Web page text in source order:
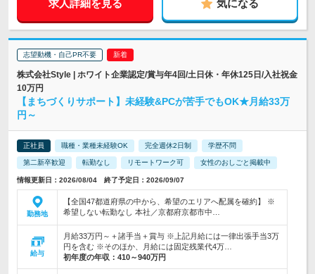
求人詳細を見る 気になる
志望動機・自己PR不要
株式会社Style | ホワイト企業認定/賞与年4回/土日休・年休125日/入社祝金
10万円
【まちづくりサポート】未経験&PCが苦手でもOK★月給33万
円～
正社員 職種・業種未経験OK 完全週休2日制 学歴不問
第二新卒歓迎 転勤なし リモートワーク可 女性のおしごと掲載中
情報更新日：2026/08/04 終了予定日：2026/09/07
勤務地
【全国47都道府県の中から、希望のエリアへ配属を確約】 ※
希望しない転勤なし 本社／京都府京都市中…
給与
月給33万円～＋諸手当＋賞与 ※上記月給には一律出張手当3万
円を含む ※そのほか、月給には固定残業代4万…
初年度の年収： 410～940万円